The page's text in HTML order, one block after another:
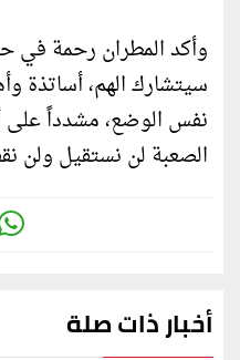
وأكد المطران رحمة في
سيتشارك الهم، أساتذة
نفس الوضع، مشدداً على
الصعبة لن نستقيل ولن
أخبار ذات صلة